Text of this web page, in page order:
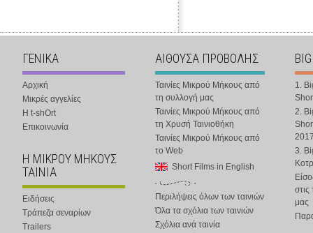
ΓΕΝΙΚΑ
Αρχική
Μικρές αγγελίες
Η t-shOrt
Επικοινωνία
Η ΜΙΚΡΟΥ ΜΗΚΟΥΣ
ΤΑΙΝΙΑ
Ειδήσεις
Τράπεζα σεναρίων
Trailers
ΑΙΘΟΥΣΑ ΠΡΟΒΟΛΗΣ
Ταινίες Μικρού Μήκους από
τη συλλογή μας
Ταινίες Μικρού Μήκους από
τη Χρυσή Ταινιοθήκη
Ταινίες Μικρού Μήκους από
το Web
Short Films in English
Περιλήψεις όλων των ταινιών
Όλα τα σχόλια των ταινιών
Σχόλια ανά ταινία
1.
2.
3.
στις
μας